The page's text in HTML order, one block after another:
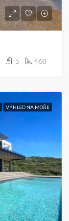
5 468
VÝHLED NA MOŘE